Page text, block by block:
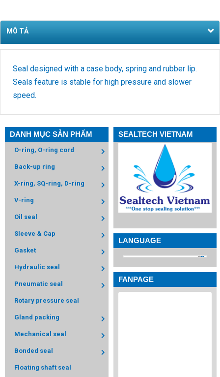
DANH MỤC SẢN PHẨM
O-ring, O-ring cord
Back-up ring
X-ring, SQ-ring, D-ring
V-ring
Oil seal
Sleeve & Cap
Gasket
Hydraulic seal
Pneumatic seal
Rotary pressure seal
Gland packing
Mechanical seal
Bonded seal
Floating shaft seal
MÔ TẢ
Seal designed with a case body, spring and rubber lip.
Seals feature is stable for high pressure and slower
speed.
SEALTECH VIETNAM
LANGUAGE
FANPAGE